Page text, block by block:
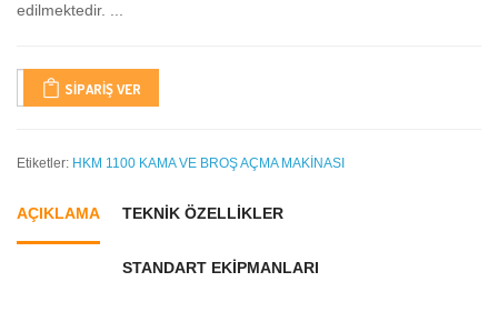
edilmektedir. ...
SIPARIŞ VER
Etiketler: HKM 1100 KAMA VE BROŞ AÇMA MAKİNASI
AÇIKLAMA TEKNİK ÖZELLİKLER
STANDART EKİPMANLARI